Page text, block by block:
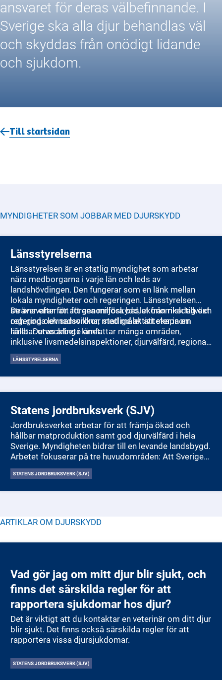
ansvaret för deras välbefinnande. I
Sverige ska alla djur behandlas väl
och skyddas från onödigt lidande
och sjukdom.
Till startsidan
MYNDIGHETER SOM JOBBAR MED DJURSKYDD
Länsstyrelserna
Länsstyrelsen är en statlig myndighet som arbetar
nära medborgarna i varje län och leds av
landshövdingen. Den fungerar som en länk mellan
lokala myndigheter och regeringen. Länsstyrelsen
strävar efter att förena miljöskydd, ekonomisk tillväxt
och goda levnadsvillkor, med målet att skapa en
hållbar utveckling i länet.
De ansvarar för att genomföra beslut från riksdag och
regering och samordnar statliga aktiviteter inom
länet. Deras arbete omfattar många områden,
inklusive livsmedelsinspektioner, djurvälfärd, regional
tillväxt, infrastrukturplanering, hållbar
samhällsplanering, energi och klimat, kulturmiljö,
LÄNSSTYRELSERNA
Statens jordbruksverk (SJV)
Jordbruksverket arbetar för att främja ökad och
hållbar matproduktion samt god djurvälfärd i hela
Sverige. Myndigheten bidrar till en levande landsbygd.
Arbetet fokuserar på tre huvudområden: Att Sverige
ska ha en konkurrenskraftig, hållbar och lönsam
matproduktion som ökar. Att Sverige ska nå sina
Jordbruksverket sätter upp mål och delmål för att
STATENS JORDBRUKSVERK (SJV)
ARTIKLAR OM DJURSKYDD
Vad gör jag om mitt djur blir sjukt, och
finns det särskilda regler för att
rapportera sjukdomar hos djur?
Det är viktigt att du kontaktar en veterinär om ditt djur
blir sjukt. Det finns också särskilda regler för att
rapportera vissa djursjukdomar.
STATENS JORDBRUKSVERK (SJV)